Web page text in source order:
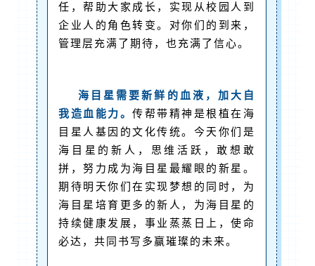
任，帮助大家成长，实现从校园人到
企业人的角色转变。对你们的到来，
管理层充满了期待，也充满了信心。
海目星需要新鲜的血液，加大自
我造血能力。传帮带精神是根植在海
目星人基因的文化传统。今天你们是
海目星的新人，思维活跃，敢想敢
拼，努力成为海目星最耀眼的新星。
期待明天你们在实现梦想的同时，为
海目星培育更多的新人，为海目星的
持续健康发展，事业蒸蒸日上，使命
必达，共同书写多赢璀璨的未来。